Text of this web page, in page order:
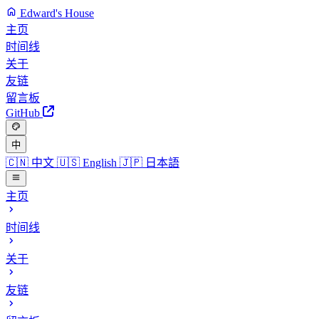
Edward's House
主页
时间线
关于
友链
留言板
GitHub
中
🇨🇳 中文 🇺🇸 English 🇯🇵 日本語
主页
时间线
关于
友链